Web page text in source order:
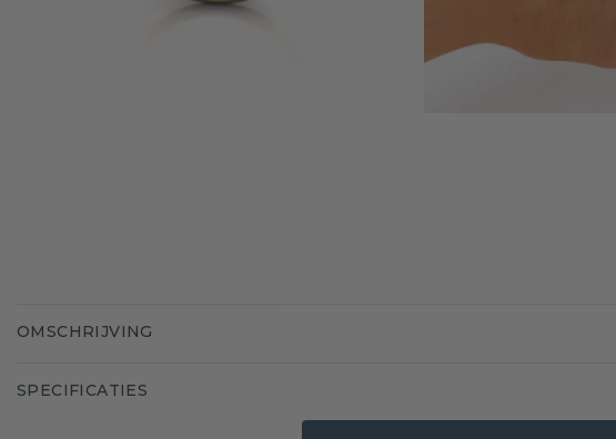
OMSCHRIJVING
SPECIFICATIES